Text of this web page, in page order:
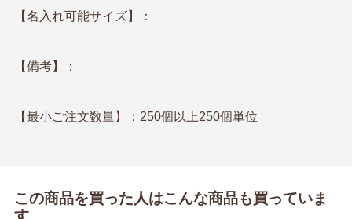
【名入れ可能サイズ】：
【備考】：
【最小ご注文数量】：250個以上250個単位
この商品を買った人はこんな商品も買っていま
す